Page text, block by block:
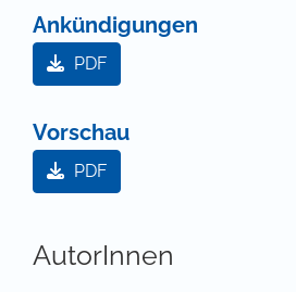
Ankündigungen
PDF
Vorschau
PDF
AutorInnen